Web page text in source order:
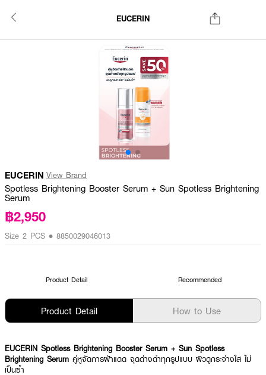
EUCERIN
EUCERIN View Brand
Spotless Brightening Booster Serum + Sun Spotless Brightening
Serum
฿2,950
Size 2 PCS • 8850029046013
Product Detail Recommended
Product Detail How to Use
EUCERIN Spotless Brightening Booster Serum + Sun Spotless
Brightening Serum คู่หูจัดการฝ้าแดด จุดด่างดำทุกรูปแบบ ผิวดูกระจ่างใส ไม่
เป็นซ้ำ